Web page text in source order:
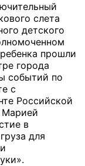
слета
детского
прошли
города
событий по
с
Российской
Марией
в
для